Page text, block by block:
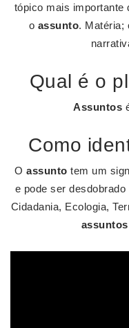
tópico mais importante
o assunto. Matéria;
Qual é o
Assuntos
Como
O assunto tem um
e pode ser
Cidadania, Ecologia,
assuntos